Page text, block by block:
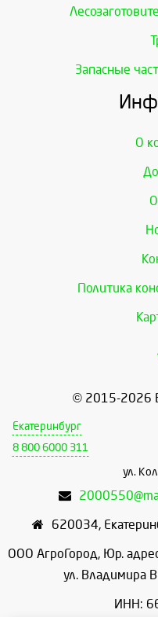
Запасные
О
Политика
© 2015-2026
Екатеринбург
8 800 6000 311
ул.
620034,
ООО АгроГород, Юр.
ул. Владимира
ИНН: